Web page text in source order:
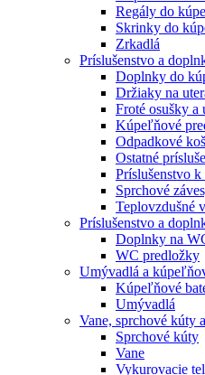
Regály do
Skrinky do
Zrkadlá
Príslušenstvo a
Doplnky do
Držiaky na
Froté osušky a
Kúpeľňové
Odpadkové
Ostatné
Príslušenstvo
Sprchové
Teplovzdušné
Príslušenstvo a
Doplnky na
WC predložky
Umývadlá a
Kúpeľňové
Umývadlá
Vane, sprchové kúty
Sprchové kúty
Vane
Vykurovacie